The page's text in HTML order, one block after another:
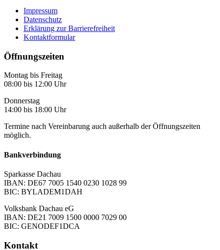
Impressum
Datenschutz
Erklärung zur Barrierefreiheit
Kontaktformular
Öffnungszeiten
Montag bis Freitag
08:00 bis 12:00 Uhr
Donnerstag
14:00 bis 18:00 Uhr
Termine nach Vereinbarung auch außerhalb der Öffnungszeiten
möglich.
Bankverbindung
Sparkasse Dachau
IBAN: DE67 7005 1540 0230 1028 99
BIC: BYLADEM1DAH
Volksbank Dachau eG
IBAN: DE21 7009 1500 0000 7029 00
BIC: GENODEF1DCA
Kontakt